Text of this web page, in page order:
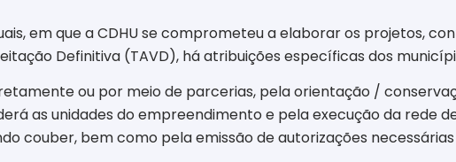
em que a CDHU se comprometeu a elaborar os projetos,
Definitiva (TAVD), há atribuições específicas dos
ou por meio de parcerias, pela orientação /
as unidades do empreendimento e pela execução da rede
couber, bem como pela emissão de autorizações